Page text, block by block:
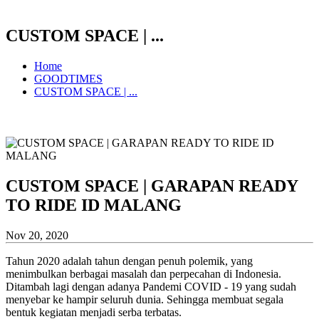
CUSTOM SPACE | ...
Home
GOODTIMES
CUSTOM SPACE | ...
CUSTOM SPACE | GARAPAN READY
TO RIDE ID MALANG
Nov 20, 2020
Tahun 2020 adalah tahun dengan penuh polemik, yang
menimbulkan berbagai masalah dan perpecahan di Indonesia.
Ditambah lagi dengan adanya Pandemi COVID - 19 yang sudah
menyebar ke hampir seluruh dunia. Sehingga membuat segala
bentuk kegiatan menjadi serba terbatas.